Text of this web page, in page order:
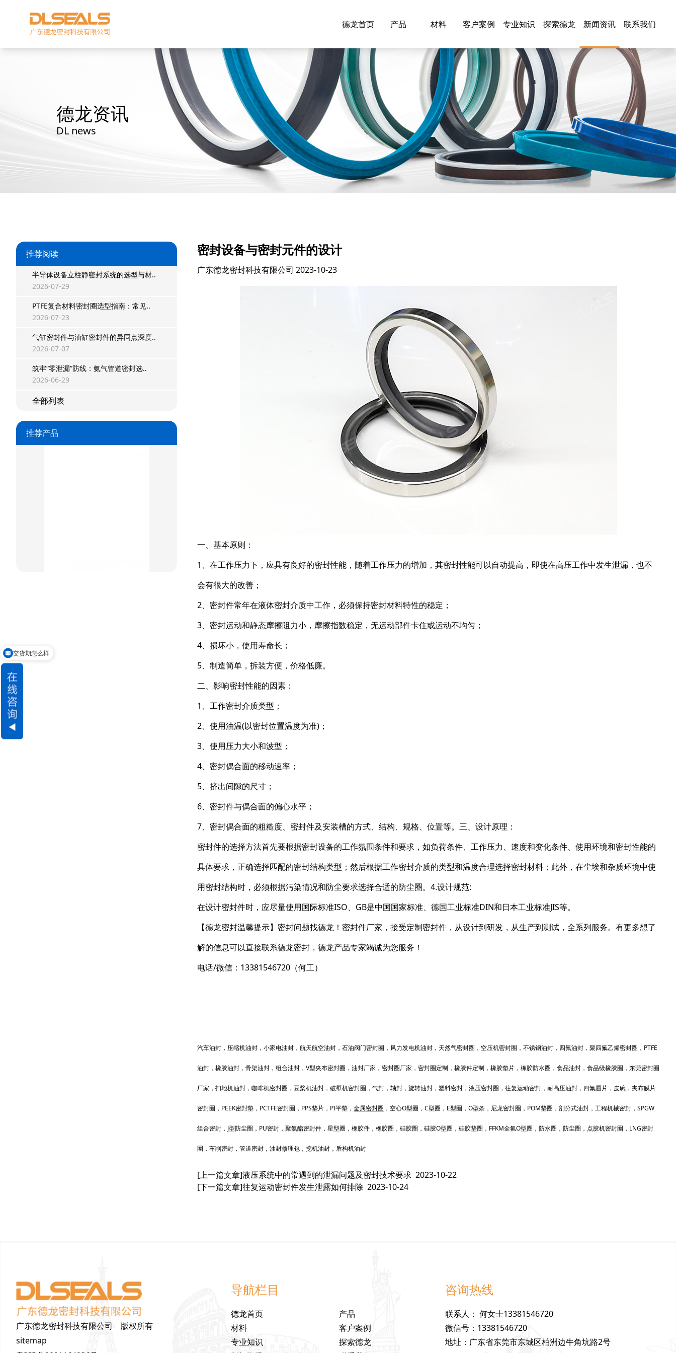
德龙首页 产品 材料 客户案例 专业知识 探索德龙 新闻资讯 联系我们
德龙资讯
DL news
推荐阅读
半导体设备立柱静密封系统的选型与材..
2026-07-29
PTFE复合材料密封圈选型指南：常见..
2026-07-23
气缸密封件与油缸密封件的异同点深度..
2026-07-07
筑牢“零泄漏”防线：氨气管道密封选..
2026-06-29
全部列表
推荐产品
方形组合封
双唇同轴密封
密封设备与密封元件的设计
广东德龙密封科技有限公司 2023-10-23
一、基本原则：
1、在工作压力下，应具有良好的密封性能，随着工作压力的增加，其密封性能可以自动提高，即使在高压工作中发生泄漏，也不
会有很大的改善；
2、密封件常年在液体密封介质中工作，必须保持密封材料特性的稳定；
3、密封运动和静态摩擦阻力小，摩擦指数稳定，无运动部件卡住或运动不均匀；
4、损坏小，使用寿命长；
5、制造简单，拆装方便，价格低廉。
二、影响密封性能的因素：
1、工作密封介质类型；
2、使用油温(以密封位置温度为准)；
3、使用压力大小和波型；
4、密封偶合面的移动速率；
5、挤出间隙的尺寸；
6、密封件与偶合面的偏心水平；
7、密封偶合面的粗糙度、密封件及安装槽的方式、结构、规格、位置等。三、设计原理：
密封件的选择方法首先要根据密封设备的工作氛围条件和要求，如负荷条件、工作压力、速度和变化条件、使用环境和密封性能的
具体要求，正确选择匹配的密封结构类型；然后根据工作密封介质的类型和温度合理选择密封材料；此外，在尘埃和杂质环境中使
用密封结构时，必须根据污染情况和防尘要求选择合适的防尘圈。4.设计规范:
在设计密封件时，应尽量使用国际标准ISO、GB是中国国家标准、德国工业标准DIN和日本工业标准JIS等。
【德龙密封温馨提示】密封问题找德龙！密封件厂家，接受定制密封件，从设计到研发，从生产到测试，全系列服务。有更多想了
解的信息可以直接联系德龙密封，德龙产品专家竭诚为您服务！
电话/微信：13381546720（何工）
汽车油封，压缩机油封，小家电油封，航天航空油封，石油阀门密封圈，风力发电机油封，天然气密封圈，空压机密封圈，不锈钢油封，四氟油封，聚四氟乙烯密封圈，PTFE
油封，橡胶油封，骨架油封，组合油封，V型夹布密封圈，油封厂家，密封圈厂家，密封圈定制，橡胶件定制，橡胶垫片，橡胶防水圈，食品油封，食品级橡胶圈，东莞密封圈
厂家，扫地机油封，咖啡机密封圈，豆桨机油封，破壁机密封圈，气封，轴封，旋转油封，塑料密封，液压密封圈，往复运动密封，耐高压油封，四氟唇片，皮碗，夹布膜片
密封圈，PEEK密封垫，PCTFE密封圈，PPS垫片，PI平垫， 金属密封圈 ，空心O型圈，C型圈，E型圈，O型条，尼龙密封圈，POM垫圈，剖分式油封，工程机械密封，SPGW
组合密封，J型防尘圈，PU密封，聚氨酯密封件，星型圈，橡胶件，橡胶圈，硅胶圈，硅胶O型圈，硅胶垫圈，FFKM全氟O型圈，防水圈，防尘圈，点胶机密封圈，LNG密封
圈，车削密封，管道密封，油封修理包，挖机油封，盾构机油封
[上一篇文章]液压系统中的常遇到的泄漏问题及密封技术要求 2023-10-22
[下一篇文章]往复运动密封件发生泄露如何排除 2023-10-24
广东德龙密封科技有限公司 版权所有
sitemap
导航栏目
德龙首页
产品
材料
客户案例
专业知识
探索德龙
咨询热线
联系人 ：何女士13381546720
微信号 ： 13381546720
地址 ： 广东省东莞市东城区柏洲边牛角坑路2号
交货期怎么样